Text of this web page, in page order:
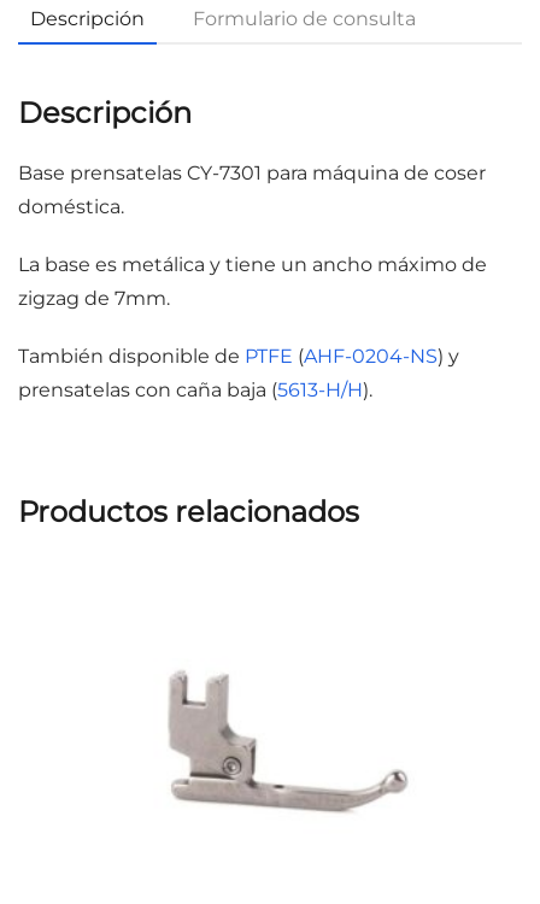
Descripción Formulario de consulta
Descripción
Base prensatelas CY-7301 para máquina de coser
doméstica.
La base es metálica y tiene un ancho máximo de
zigzag de 7mm.
También disponible de PTFE (AHF-0204-NS) y
prensatelas con caña baja (5613-H/H).
Productos relacionados